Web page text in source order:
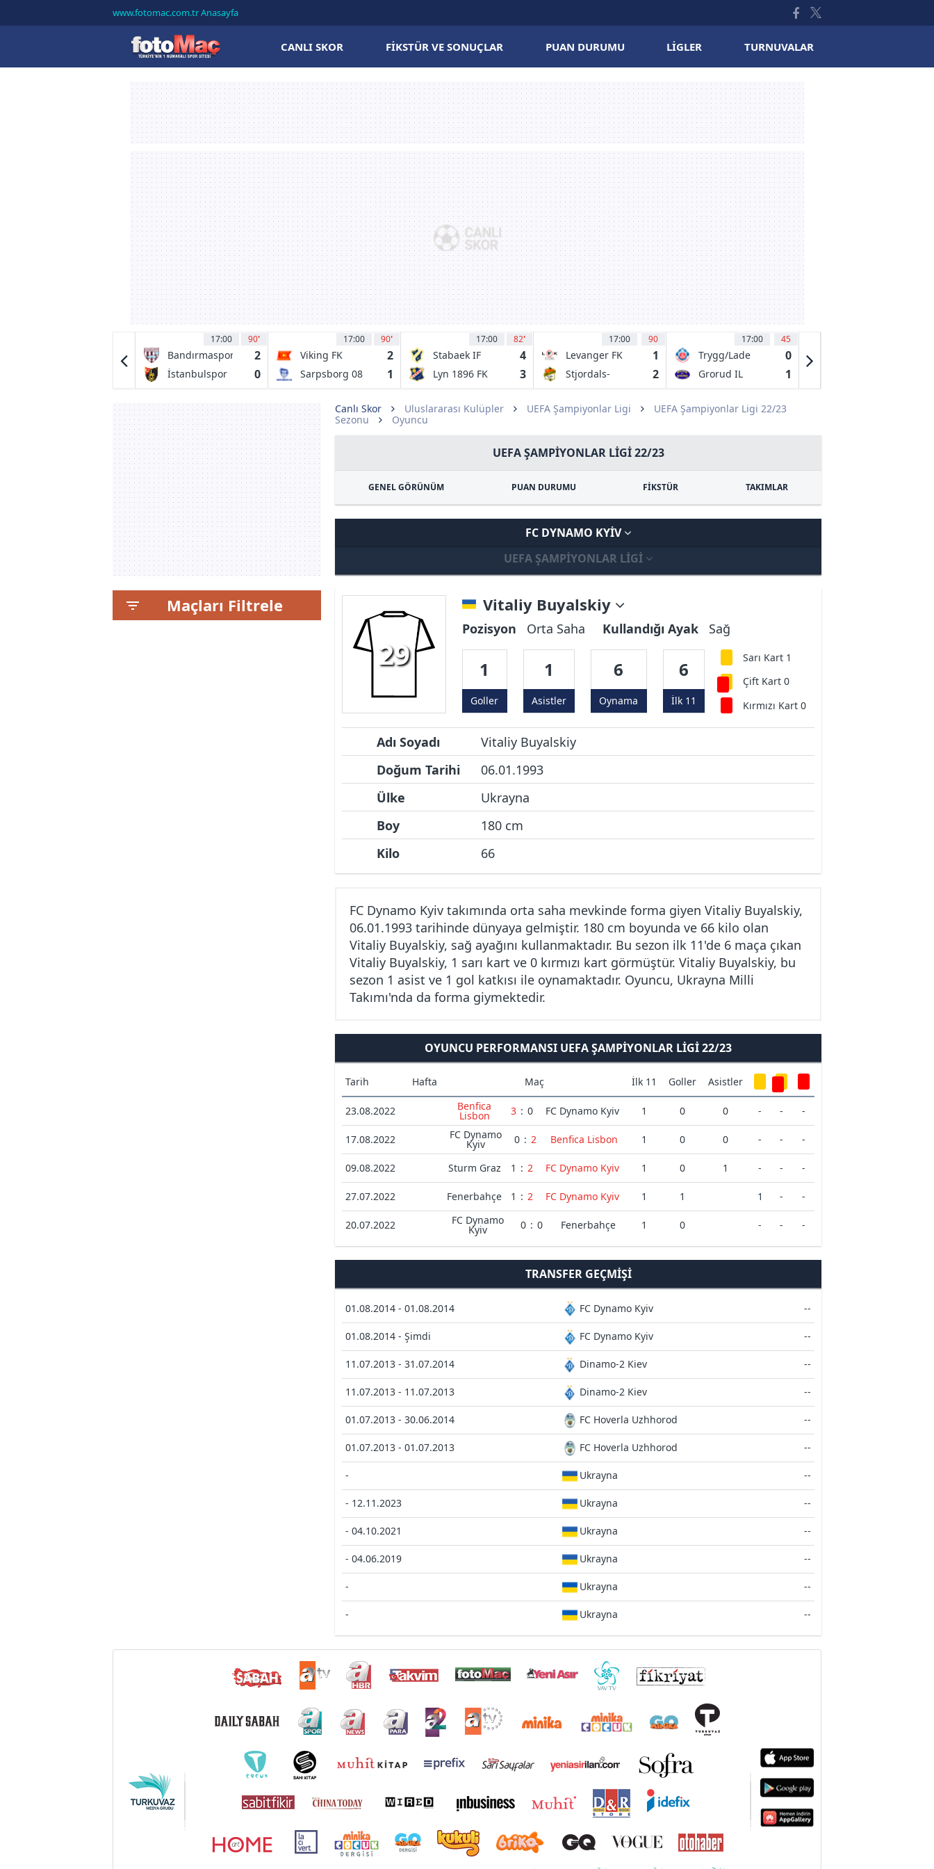
www.fotomac.com.tr Anasayfa
CANLI SKOR FIKSTÜR VE SONUÇLAR PUAN DURUMU LIGLER TURNUVALAR
1
17:00 90'
Bandırmaspor 2
İstanbulspor 0
17:00 90'
Viking FK 2
Sarpsborg 08 1
17:00 82'
Stabaek IF 4
Lyn 1896 FK 3
17:00 90
Levanger FK 1
Stjordals-
2
17:00 45
Trygg/Lade 0
Grorud IL 1
Maçları Filtrele
Canlı Skor Uluslararası Kulüpler UEFA Şampiyonlar Ligi
UEFA Şampiyonlar Ligi 22/23
Sezonu
Oyuncu
UEFA ŞAMPIYONLAR LIGI 22/23
GENEL GÖRÜNÜM PUAN DURUMU FİKSTÜR TAKIMLAR
FC DYNAMO KYIV
UEFA ŞAMPIYONLAR LIGI
29
Vitaliy Buyalskiy
Pozisyon Orta Saha Kullandığı Ayak Sağ
1
Goller
1
Asistler
6
Oynama
6
İlk 11
Sarı Kart 1
Çift Kart 0
Kırmızı Kart 0
Adı Soyadı
Vitaliy Buyalskiy
Doğum Tarihi
06.01.1993
Ülke
Ukrayna
Boy
180 cm
Kilo
66
FC Dynamo Kyiv takımında orta saha mevkinde forma giyen Vitaliy Buyalskiy,
06.01.1993 tarihinde dünyaya gelmiştir. 180 cm boyunda ve 66 kilo olan
Vitaliy Buyalskiy, sağ ayağını kullanmaktadır. Bu sezon ilk 11'de 6 maça çıkan
Vitaliy Buyalskiy, 1 sarı kart ve 0 kırmızı kart görmüştür. Vitaliy Buyalskiy, bu
sezon 1 asist ve 1 gol katkısı ile oynamaktadır. Oyuncu, Ukrayna Milli
Takımı'nda da forma giymektedir.
OYUNCU PERFORMANSI UEFA ŞAMPIYONLAR LIGI 22/23
Tarih Hafta Maç İlk 11 Goller Asistler
23.08.2022 Benfica
Lisbon 3 : 0 FC Dynamo Kyiv 1 0 0 - - -
17.08.2022 FC Dynamo
Kyiv 0 : 2 Benfica Lisbon 1 0 0 - - -
09.08.2022 Sturm Graz 1 : 2 FC Dynamo Kyiv 1 0 1 - - -
27.07.2022 Fenerbahçe 1 : 2 FC Dynamo Kyiv 1 1 1 - -
20.07.2022 FC Dynamo
Kyiv 0 : 0 Fenerbahçe 1 0 - - -
TRANSFER GEÇMIŞI
01.08.2014 - 01.08.2014 FC Dynamo Kyiv --
01.08.2014 - Şimdi FC Dynamo Kyiv --
11.07.2013 - 31.07.2014 Dinamo-2 Kiev --
11.07.2013 - 11.07.2013 Dinamo-2 Kiev --
01.07.2013 - 30.06.2014 FC Hoverla Uzhhorod --
01.07.2013 - 01.07.2013 FC Hoverla Uzhhorod --
- Ukrayna --
- 12.11.2023 Ukrayna --
- 04.10.2021 Ukrayna --
- 04.06.2019 Ukrayna --
- Ukrayna --
- Ukrayna --